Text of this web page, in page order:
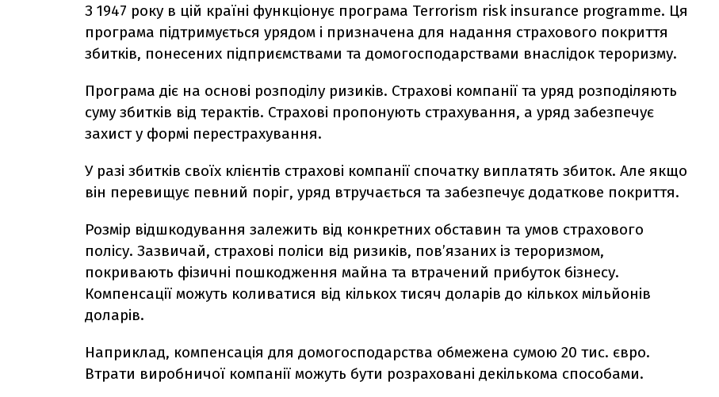
З 1947 року в цій країні функціонує програма Terrorism risk insurance programme. Ця
програма підтримується урядом і призначена для надання страхового покриття
збитків, понесених підприємствами та домогосподарствами внаслідок тероризму.
Програма діє на основі розподілу ризиків. Страхові компанії та уряд розподіляють
суму збитків від терактів. Страхові пропонують страхування, а уряд забезпечує
захист у формі перестрахування.
У разі збитків своїх клієнтів страхові компанії спочатку виплатять збиток. Але якщо
він перевищує певний поріг, уряд втручається та забезпечує додаткове покриття.
Розмір відшкодування залежить від конкретних обставин та умов страхового
полісу. Зазвичай, страхові поліси від ризиків, пов’язаних із тероризмом,
покривають фізичні пошкодження майна та втрачений прибуток бізнесу.
Компенсації можуть коливатися від кількох тисяч доларів до кількох мільйонів
доларів.
Наприклад, компенсація для домогосподарства обмежена сумою 20 тис. євро.
Втрати виробничої компанії можуть бути розраховані декількома способами.